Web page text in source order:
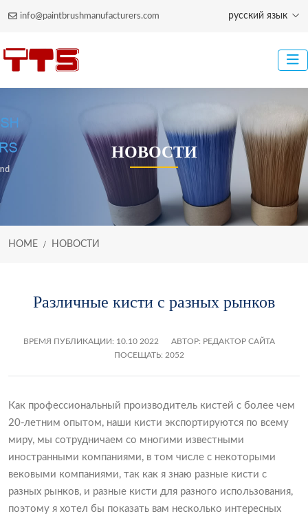
info@paintbrushmanufacturers.com русский язык
НОВОСТИ
HOME НОВОСТИ
Различные кисти с разных рынков
ВРЕМЯ ПУБЛИКАЦИИ: 10.10 2022
АВТОР: РЕДАКТОР САЙТА
ПОСЕЩАТЬ: 2052
Как профессиональный производитель кистей с более чем
20-летним опытом, наши кисти экспортируются по всему
миру, мы сотрудничаем со многими известными
иностранными компаниями, в том числе с некоторыми
вековыми компаниями, так как я знаю разные кисти с
разных рынков, и разные кисти для разного использования,
поэтому я хотел бы показать вам несколько интересных